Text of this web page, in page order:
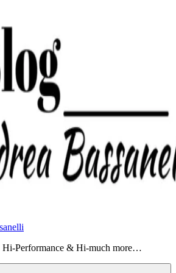
Performance & Hi-much more…